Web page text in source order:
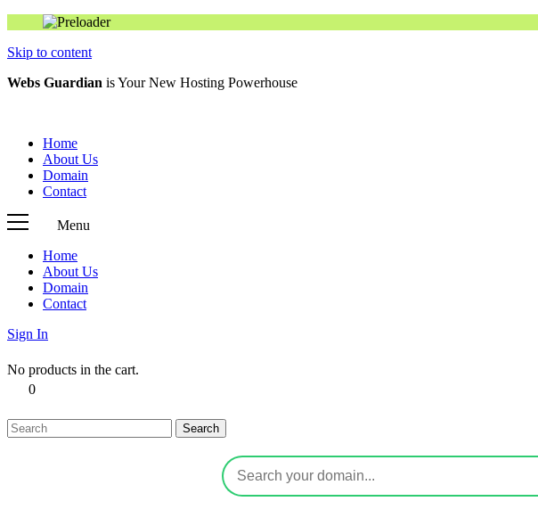
Skip to content
Webs Guardian is Your New Hosting Powerhouse
Home
About Us
Domain
Contact
Menu
Home
About Us
Domain
Contact
Sign In
No products in the cart.
0
Search